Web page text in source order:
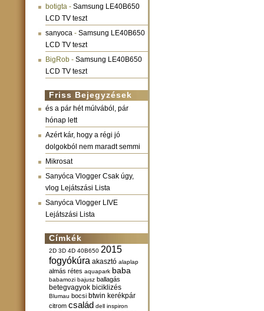
botigta - Samsung LE40B650
LCD TV teszt
sanyoca - Samsung LE40B650
LCD TV teszt
BigRob - Samsung LE40B650
LCD TV teszt
Friss Bejegyzések
és a pár hét múlvából, pár
hónap lett
Azért kár, hogy a régi jó
dolgokból nem maradt semmi
Mikrosat
Sanyóca Vlogger Csak úgy,
vlog Lejátszási Lista
Sanyóca Vlogger LIVE
Lejátszási Lista
Címkék
2D 3D 4D 40B650 2015
fogyókúra akasztó alaplap
almás rétes aquapark baba
babamozi bajusz ballagás
betegvagyok biciklizés
Blumau bocsi btwin kerékpár
citrom család dell inspiron